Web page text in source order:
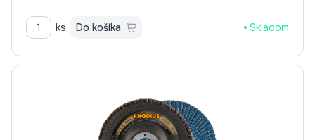
ks Do košíka Skladom